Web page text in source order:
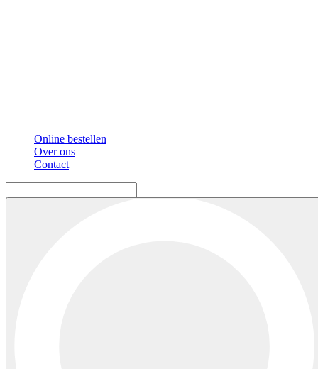
Online bestellen
Over ons
Contact